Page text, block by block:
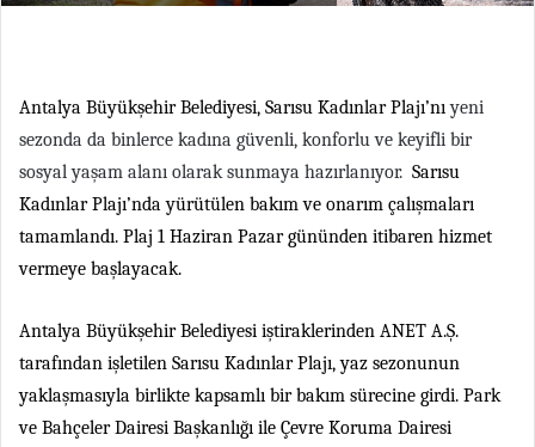
Antalya Büyükşehir Belediyesi, Sarısu Kadınlar Plajı’nıyeni
sezonda da binlerce kadına güvenli, konforlu ve keyifli bir
sosyal yaşam alanı olarak sunmaya hazırlanıyor. Sarısu
Kadınlar Plajı’nda yürütülen bakım ve onarım çalışmaları
tamamlandı. Plaj 1 Haziran Pazar gününden itibaren hizmet
vermeye başlayacak.
Antalya Büyükşehir Belediyesi iştiraklerinden ANET A.Ş.
tarafından işletilen Sarısu Kadınlar Plajı, yaz sezonunun
yaklaşmasıyla birlikte kapsamlı bir bakım sürecine girdi. Park
ve Bahçeler Dairesi Başkanlığı ile Çevre Koruma Dairesi